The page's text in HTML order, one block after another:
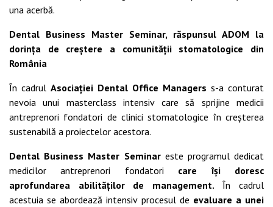
una acerbă.
Dental Business Master Seminar, răspunsul ADOM la
dorința de creștere a comunității stomatologice din
România
În cadrul Asociației Dental Office Managers s-a conturat
nevoia unui masterclass intensiv care să sprijine medicii
antreprenori fondatori de clinici stomatologice în creșterea
sustenabilă a proiectelor acestora.
Dental Business Master Seminareste programul dedicat
medicilor antreprenori fondatori care își doresc
aprofundarea abilităților de management. În cadrul
acestuia se abordează intensiv procesul de evaluare a unei